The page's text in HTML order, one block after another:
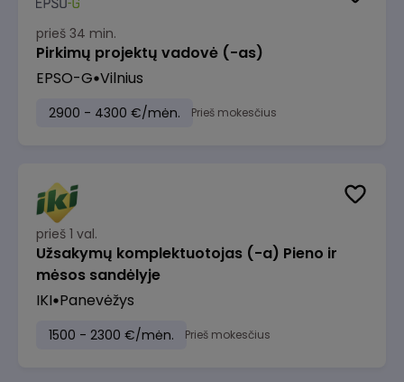
prieš 34 min.
Pirkimų projektų vadovė (-as)
EPSO-G Vilnius
2900 - 4300 €/mėn. Prieš mokesčius
prieš 1 val.
Užsakymų komplektuotojas (-a) Pieno ir
mėsos sandėlyje
IKI Panevėžys
1500 - 2300 €/mėn. Prieš mokesčius